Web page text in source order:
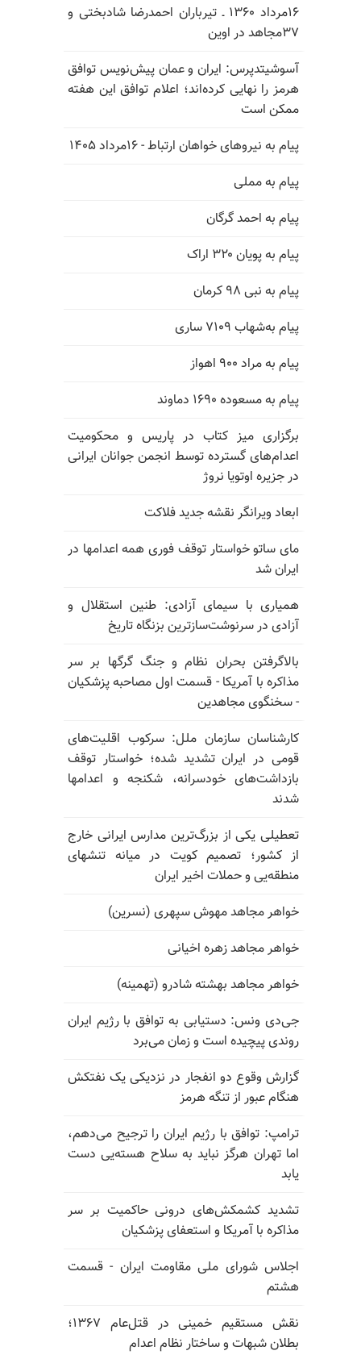
۱۶مرداد ۱۳۶۰ ـ تیرباران احمدرضا شادبختی و
۳۷مجاهد در اوین
آسوشیتدپرس: ایران و عمان پیش‌نویس توافق
هرمز را نهایی کرده‌اند؛ اعلام توافق این هفته
ممکن است
پیام به نیروهای خواهان ارتباط - ۱۶مرداد ۱۴۰۵
پیام به مملی
پیام به احمد گرگان
پیام به پویان ۳۲۰ اراک
پیام به نبی ۹۸ کرمان
پیام به‌شهاب ۷۱۰۹ ساری
پیام به مراد ۹۰۰ اهواز
پیام به مسعوده ۱۶۹۰ دماوند
برگزاری میز کتاب در پاریس و محکومیت
اعدام‌های گسترده توسط انجمن جوانان ایرانی
در جزیره اوتویا نروژ
ابعاد ویرانگر نقشه جدید فلاکت
مای ساتو خواستار توقف فوری همه اعدامها در
ایران شد
همیاری با سیمای آزادی: طنین استقلال و
آزادی در سرنوشت‌سازترین بزنگاه تاریخ
بالا‌گرفتن بحران نظام و جنگ گرگها بر سر
مذاکره با آمریکا - قسمت اول مصاحبه پزشکیان
- سخنگوی مجاهدین
کارشناسان سازمان ملل: سرکوب اقلیت‌های
قومی در ایران تشدید شده؛ خواستار توقف
بازداشت‌های خودسرانه، شکنجه و اعدامها
شدند
تعطیلی یکی از بزرگ‌ترین مدارس ایرانی خارج
از کشور؛ تصمیم کویت در میانه تنشهای
منطقه‌یی و حملات اخیر ایران
خواهر مجاهد مهوش سپهری (نسرین)
خواهر مجاهد زهره اخیانی
خواهر مجاهد بهشته شادرو (تهمینه)
جی‌دی ونس: دستیابی به توافق با رژیم ایران
روندی پیچیده است و زمان می‌برد
گزارش وقوع دو انفجار در نزدیکی یک نفتکش
هنگام عبور از تنگه هرمز
ترامپ: توافق با رژیم ایران را ترجیح می‌دهم،
اما تهران هرگز نباید به سلاح هسته‌یی دست
یابد
تشدید کشمکش‌های درونی حاکمیت بر سر
مذاکره با آمریکا و استعفای پزشکیان
اجلاس شورای ملی مقاومت ایران - قسمت
هشتم
نقش مستقیم خمینی در قتل‌عام ۱۳۶۷؛
بطلان شبهات و ساختار نظام اعدام